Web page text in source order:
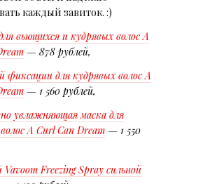
каждый завиток. :)
вьющихся и кудрявых волос A
— 878 рублей,
фиксации для кудрявых волос A
— 1 560 рублей,
увлажняющая маска для
A Curl Can Dream — 1 550
Freezing Spray сильной